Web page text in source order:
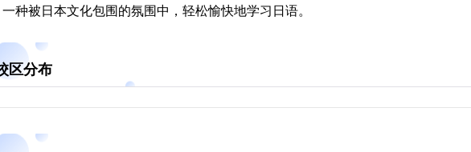
一种被日本文化包围的氛围中，轻松愉快地学习日语。
区分布